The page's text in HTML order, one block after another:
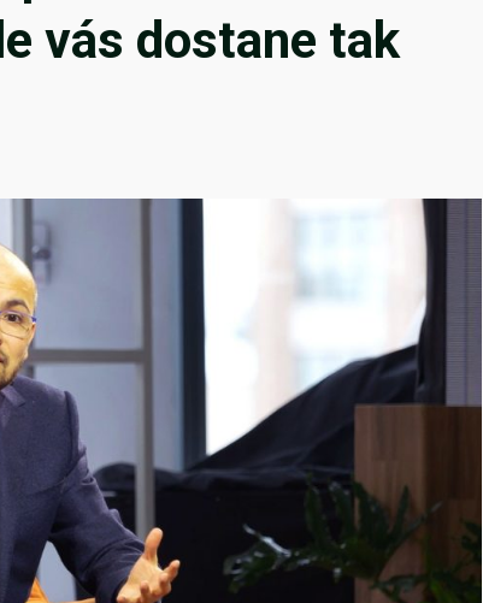
vás dostane tak